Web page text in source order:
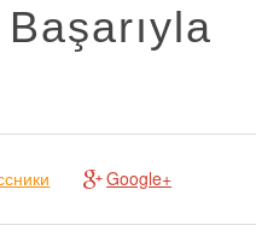
Google+